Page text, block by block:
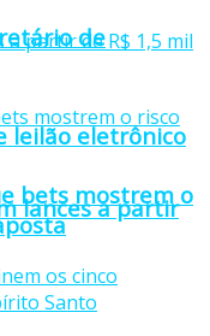
leilão eletrônico
lances a partir
de
bets mostrem o